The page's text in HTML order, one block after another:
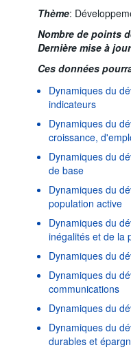
Thème:
Nombre de points
Dernière mise à jour
Ces données
Dynamiques du
indicateurs
Dynamiques du
croissance,
Dynamiques du
de base
Dynamiques du
population active
Dynamiques du
inégalités et de la
Dynamiques du
Dynamiques du
communications
Dynamiques du
Dynamiques du
durables et